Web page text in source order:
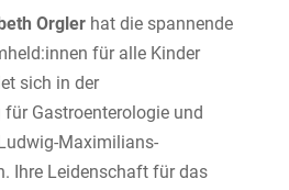
Orglerhat die spannende
für alle Kinder
sich in der
Gastroenterologie und
Maximilians-
Ihre Leidenschaft für das